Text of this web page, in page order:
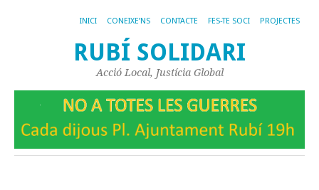
INICI CONEIXE’NS CONTACTE FES-TE SOCI PROJECTES
RUBÍ SOLIDARI
Acció Local, Justícia Global